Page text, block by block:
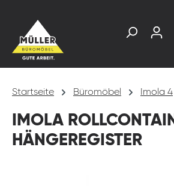
Startseite Büromöbel Imola 4
IMOLA
HÄNGEREGISTER